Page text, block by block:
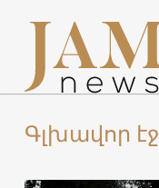
Գլխավոր էջ